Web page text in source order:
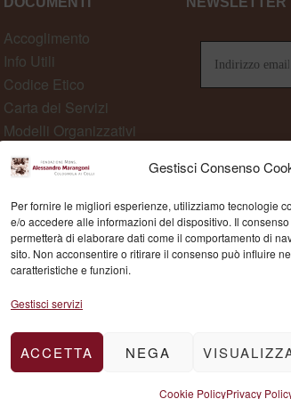
Gestisci Consenso
Per fornire le migliori esperienze, utilizziamo tecnologie
e/o accedere alle informazioni del dispositivo. Il
permetterà di elaborare dati come il comportamento di
sito. Non acconsentire o ritirare il consenso può influire
caratteristiche e funzioni.
Gestisci servizi
ACCETTA NEGA
Cookie PolicyPrivacy
Accoglimento
Info Utili
Codice Etico
Carta dei Servizi
Modelli Organizzativi
Whistleblowing
non